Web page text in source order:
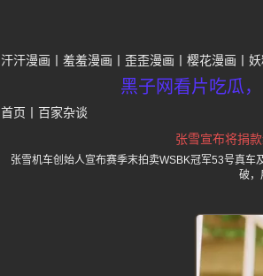
汗汗漫画 羞羞漫画 歪歪漫画 樱花漫画
黑子网看片吃瓜
首页 百家杂谈
张雪宣布将捐
张雪机车创始人宣布赛季末拍卖WSBK冠军53号真
破，